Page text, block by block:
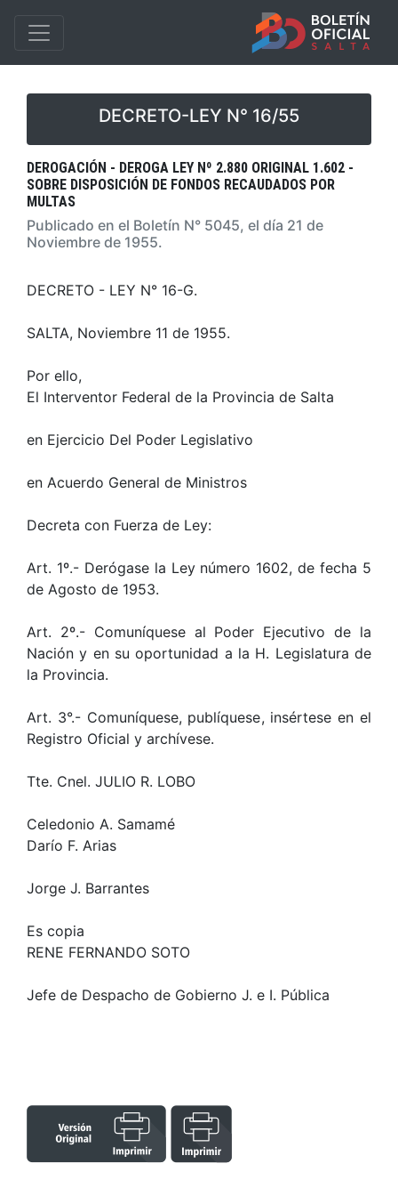
DECRETO-LEY N° 16/55
DEROGACIÓN - DEROGA LEY Nº 2.880 ORIGINAL 1.602 -
SOBRE DISPOSICIÓN DE FONDOS RECAUDADOS POR
MULTAS
Publicado en el Boletín N° 5045, el día 21 de
Noviembre de 1955.
DECRETO - LEY N° 16-G.
SALTA, Noviembre 11 de 1955.
Por ello,
El Interventor Federal de la Provincia de Salta
en Ejercicio Del Poder Legislativo
en Acuerdo General de Ministros
Decreta con Fuerza de Ley:
Art. 1º.- Derógase la Ley número 1602, de fecha 5
de Agosto de 1953.
Art. 2º.- Comuníquese al Poder Ejecutivo de la
Nación y en su oportunidad a la H. Legislatura de
la Provincia.
Art. 3°.- Comuníquese, publíquese, insértese en el
Registro Oficial y archívese.
Tte. Cnel. JULIO R. LOBO
Celedonio A. Samamé
Darío F. Arias
Jorge J. Barrantes
Es copia
RENE FERNANDO SOTO
Jefe de Despacho de Gobierno J. e I. Pública